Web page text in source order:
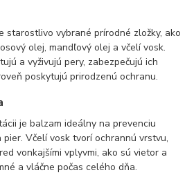
starostlivo vybrané prírodné zložky, ako
olej, mandľový olej a včelí vosk.
a vyživujú pery, zabezpečujú ich
poskytujú prirodzenú ochranu.
je balzam ideálny na prevenciu
Včelí vosk tvorí ochrannú vrstvu,
vonkajšími vplyvmi, ako sú vietor a
a vláčne počas celého dňa.